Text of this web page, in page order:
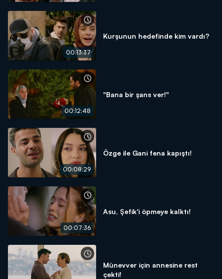
00:13:37
Kurşunun hedefinde kim vardı?
00:12:48
"Bana bir şans ver!"
00:08:29
Özge ile Gani fena kapıştı!
00:07:36
Asu, Şefik'i öpmeye kalktı!
Münevver için annesine rest
çekti!